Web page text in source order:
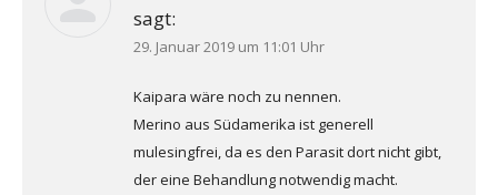
sagt:
29. Januar 2019 um 11:01 Uhr
Kaipara wäre noch zu nennen.
Merino aus Südamerika ist generell
mulesingfrei, da es den Parasit dort nicht gibt,
der eine Behandlung notwendig macht.